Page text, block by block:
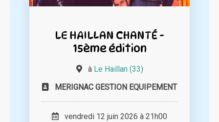
LE HAILLAN CHANTÉ -
15ème édition
à Le Haillan (33)
MERIGNAC GESTION EQUIPEMENT
vendredi 12 juin 2026 à 21h00